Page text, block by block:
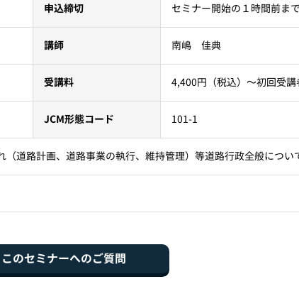
申込締切 セミナー開始の１時間前ま
講師 南嶋 佳典
受講料 4,400円（税込）～初回受
JCM形態コード 101-1
路計画、道路事業の執行、維持管理）等道路行政全般につい
このセミナーへのご質問